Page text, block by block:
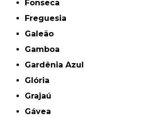
Fonseca
Freguesia
Galeão
Gamboa
Gardênia Azul
Glória
Grajaú
Gávea